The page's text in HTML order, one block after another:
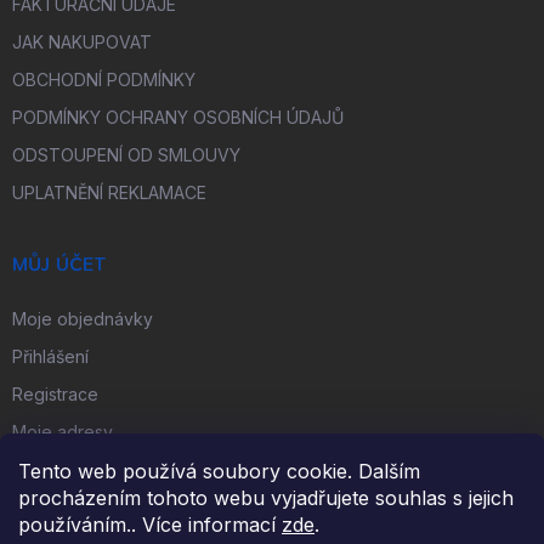
Tento web používá soubory cookie. Dalším
procházením tohoto webu vyjadřujete souhlas s jejich
používáním.. Více informací zde.
FAKTURAČNÍ ÚDAJE
JAK NAKUPOVAT
OBCHODNÍ PODMÍNKY
PODMÍNKY OCHRANY OSOBNÍCH ÚDAJŮ
ODSTOUPENÍ OD SMLOUVY
UPLATNĚNÍ REKLAMACE
MŮJ ÚČET
Moje objednávky
Přihlášení
Registrace
Moje adresy
FACEBOOK